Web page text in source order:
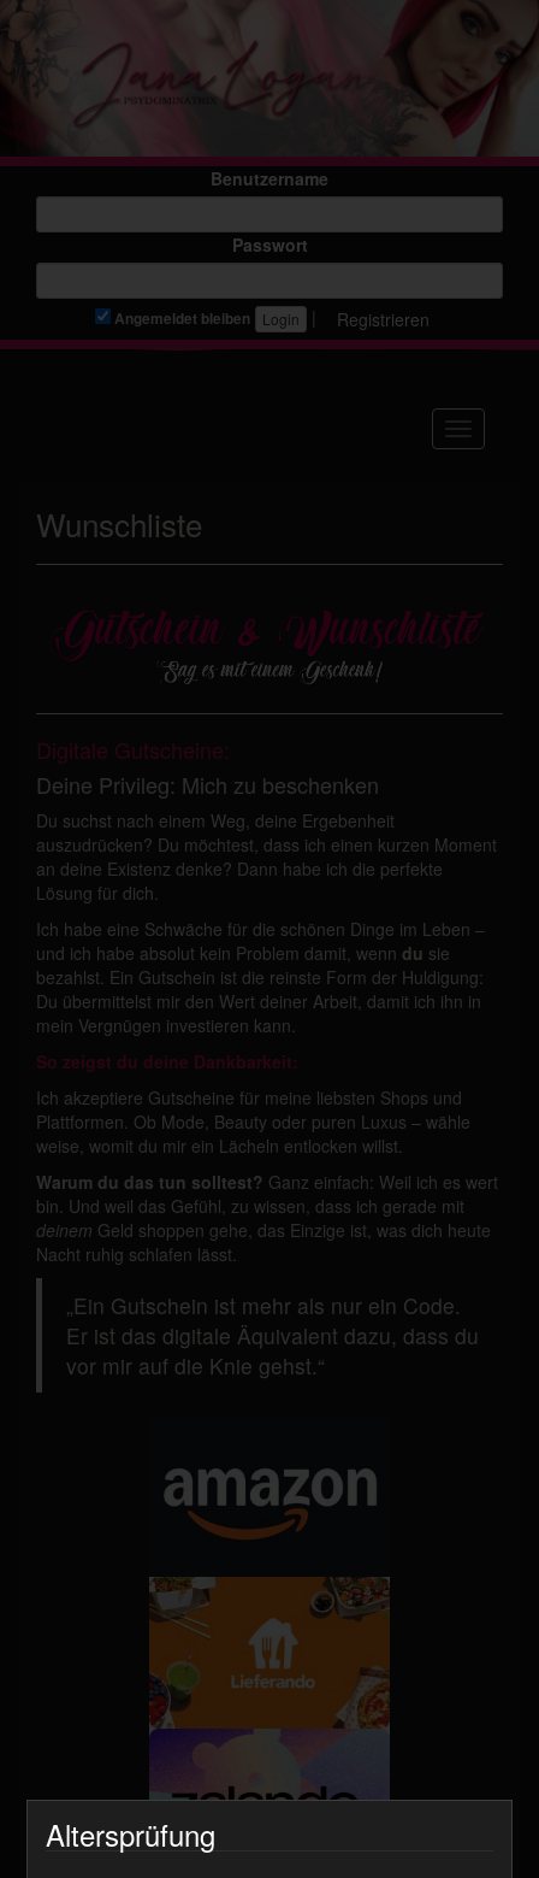
Benutzername
Passwort
Angemeldet bleiben | Registrieren
Wunschliste
Digitale Gutscheine:
Deine Privileg: Mich zu beschenken
Du suchst nach einem Weg, deine Ergebenheit
auszudrücken? Du möchtest, dass ich einen kurzen Moment
an deine Existenz denke? Dann habe ich die perfekte
Lösung für dich.
Ich habe eine Schwäche für die schönen Dinge im Leben –
und ich habe absolut kein Problem damit, wenn du sie
bezahlst. Ein Gutschein ist die reinste Form der Huldigung:
Du übermittelst mir den Wert deiner Arbeit, damit ich ihn in
mein Vergnügen investieren kann.
So zeigst du deine Dankbarkeit:
Ich akzeptiere Gutscheine für meine liebsten Shops und
Plattformen. Ob Mode, Beauty oder puren Luxus – wähle
weise, womit du mir ein Lächeln entlocken willst.
Warum du das tun solltest? Ganz einfach: Weil ich es wert
bin. Und weil das Gefühl, zu wissen, dass ich gerade mit
deinem Geld shoppen gehe, das Einzige ist, was dich heute
Nacht ruhig schlafen lässt.
„Ein Gutschein ist mehr als nur ein Code.
Er ist das digitale Äquivalent dazu, dass du
vor mir auf die Knie gehst.“
Altersprüfung